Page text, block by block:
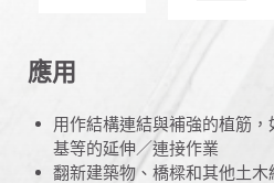
應用
用作結構連結與補強的植筋
基等的延伸／連接作業
翻新建築物、橋樑和其他土